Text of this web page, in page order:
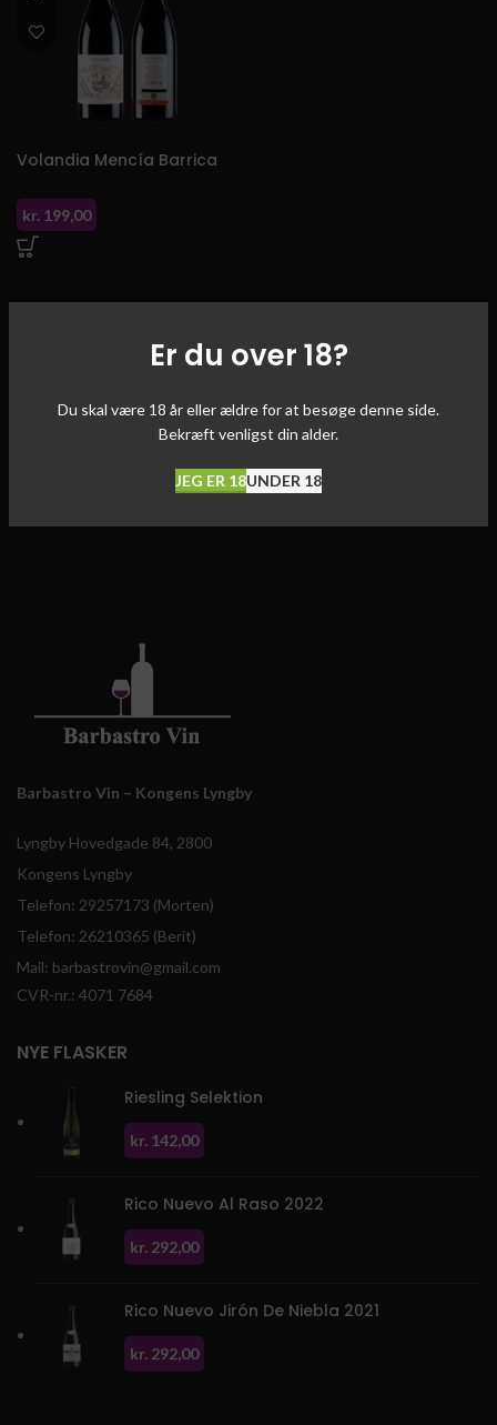
Er du over 18?
Du skal være 18 år eller ældre for at besøge denne side.
Bekræft venligst din alder.
JEG ER 18UNDER 18
Volandia Mencía Barrica
kr. 199,00
Barbastro Vin – Kongens Lyngby
Lyngby Hovedgade 84, 2800
Kongens Lyngby
Telefon: 29257173 (Morten)
Telefon: 26210365 (Berit)
Mail: barbastrovin@gmail.com
CVR-nr.: 4071 7684
NYE FLASKER
Riesling Selektion
kr. 142,00
Rico Nuevo Al Raso 2022
kr. 292,00
Rico Nuevo Jirón De Niebla 2021
kr. 292,00